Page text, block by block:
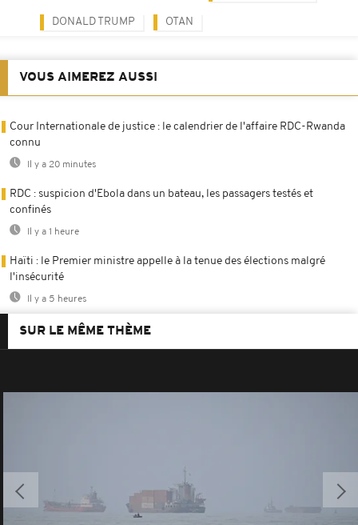
DONALD TRUMP OTAN
VOUS AIMEREZ AUSSI
Cour Internationale de justice : le calendrier de l'affaire RDC-Rwanda
connu
Il y a 20 minutes
RDC : suspicion d'Ebola dans un bateau, les passagers testés et
confinés
Il y a 1 heure
Haïti : le Premier ministre appelle à la tenue des élections malgré
l'insécurité
Il y a 5 heures
SUR LE MÊME THÈME